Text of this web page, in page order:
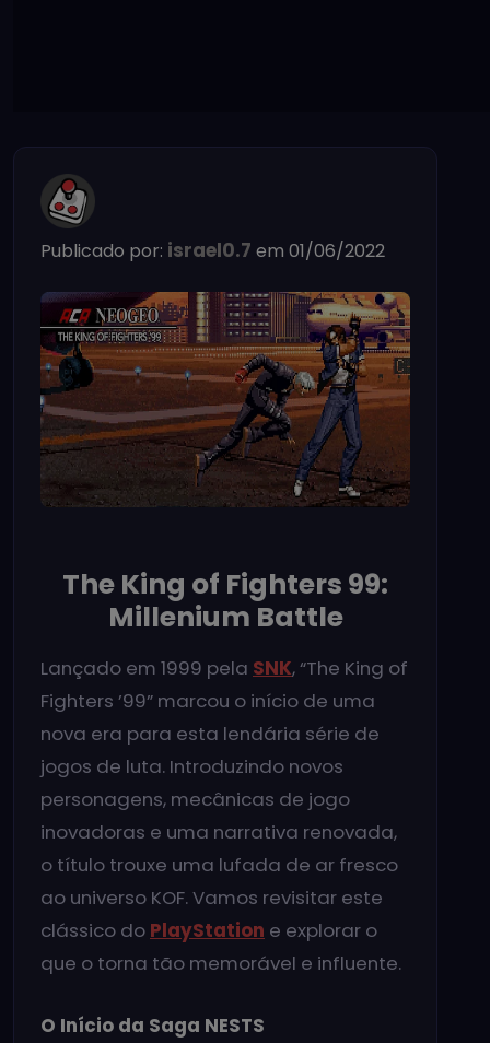
Publicado por: israel0.7 em 01/06/2022
The King of Fighters 99:
Millenium Battle
Lançado em 1999 pela SNK, “The King of
Fighters ’99” marcou o início de uma
nova era para esta lendária série de
jogos de luta. Introduzindo novos
personagens, mecânicas de jogo
inovadoras e uma narrativa renovada,
o título trouxe uma lufada de ar fresco
ao universo KOF. Vamos revisitar este
clássico do PlayStation e explorar o
que o torna tão memorável e influente.
O Início da Saga NESTS